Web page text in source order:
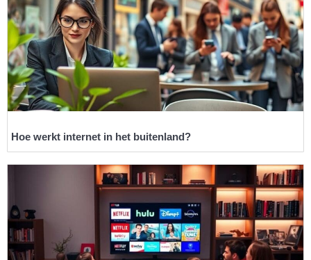
Hoe werkt internet in het buitenland?